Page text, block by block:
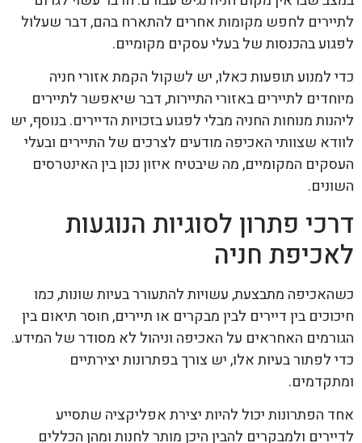
לתיירים לחפש מקומות אחרים להתארח בהם, דבר שעלול
לפגוע בהכנסות של בעלי עסקים מקומיים.
כדי למנוע תופעות כאלו, יש לשקול הקמת אזורי חניה
מיוחדים לתיירים באזורי התיירות, דבר שיאפשר לתיירים
ליהנות מנוחות החניה מבלי לפגוע בזכויות הדיירים. בנוסף, יש
לוודא שצוותי האכיפה מודעים לצרכים של התיירים ובעלי
העסקים המקומיים, מה שיבטיח איזון נכון בין האינטרסים
השונים.
דרכי פתרון לסוגיות הנוגעות
לאכיפת חניה
כשהאכיפה מתבצעת, עשויות להתעורר בעיות שונות, כמו
חיכוכים בין דיירים לבין מבקרים או תיירים, חוסר תיאום בין
הגורמים האחראים על האכיפה וניהול לא מסודר של המידע.
כדי לפתור בעיות אלו, יש צורך בפתרונות יצירתיים
ומתקדמים.
אחד הפתרונות יכול להיות יצירת אפליקציה שתסייע
לדיירים ולמבקרים להבין היכן מותר לחנות ומהן הכללים